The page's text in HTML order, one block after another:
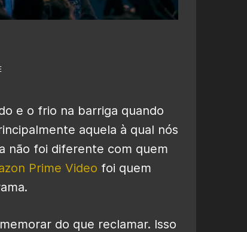
e o frio na barriga quando
aquela à qual nós
não foi diferente com quem
Prime Video foi quem
do que reclamar. Isso